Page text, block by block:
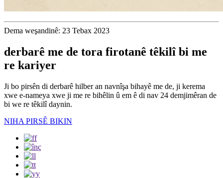
Dema weşandinê: 23 Tebax 2023
derbarê me de tora firotanê têkilî bi me
re kariyer
Ji bo pirsên di derbarê hilber an navnîşa bihayê me de, ji kerema
xwe e-nameya xwe ji me re bihêlin û em ê di nav 24 demjimêran de
bi we re têkilî daynin.
NIHA PIRSÊ BIKIN